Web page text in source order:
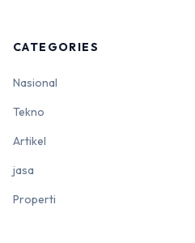
CATEGORIES
Nasional
Tekno
Artikel
jasa
Properti